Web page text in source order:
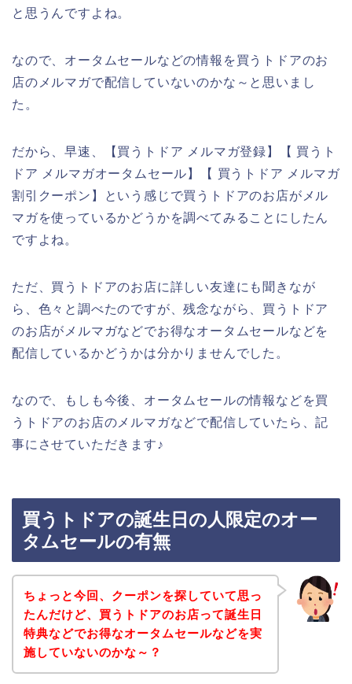
と思うんですよね。
なので、オータムセールなどの情報を買うトドアのお
店のメルマガで配信していないのかな～と思いまし
た。
だから、早速、【買うトドア メルマガ登録】【 買うト
ドア メルマガオータムセール】【 買うトドア メルマガ
割引クーポン】という感じで買うトドアのお店がメル
マガを使っているかどうかを調べてみることにしたん
ですよね。
ただ、買うトドアのお店に詳しい友達にも聞きなが
ら、色々と調べたのですが、残念ながら、買うトドア
のお店がメルマガなどでお得なオータムセールなどを
配信しているかどうかは分かりませんでした。
なので、もしも今後、オータムセールの情報などを買
うトドアのお店のメルマガなどで配信していたら、記
事にさせていただきます♪
買うトドアの誕生日の人限定のオー
タムセールの有無
ちょっと今回、クーポンを探していて思っ
たんだけど、買うトドアのお店って誕生日
特典などでお得なオータムセールなどを実
施していないのかな～？